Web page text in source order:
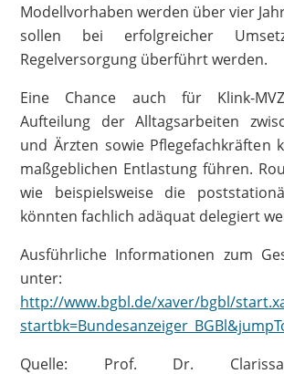
Modellvorhaben werden über vier
sollen bei erfolgreicher
Regelversorgung überführt werden.
Eine Chance auch für Klink-
Aufteilung der Alltagsarbeiten
und Ärzten sowie Pflegefachkräften
maßgeblichen Entlastung führen.
wie beispielsweise die
könnten fachlich adäquat delegiert
Ausführliche Informationen zum
unter:
http://www.bgbl.de/xaver/bgbl/
Quelle: Prof. Dr.